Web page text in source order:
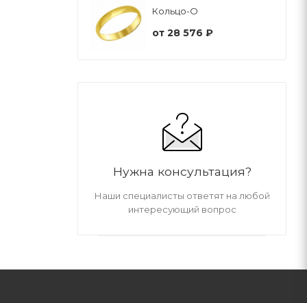
Кольцо-О
от 28 576 ₽
Нужна консультация?
Наши специалисты ответят на любой
интересующий вопрос